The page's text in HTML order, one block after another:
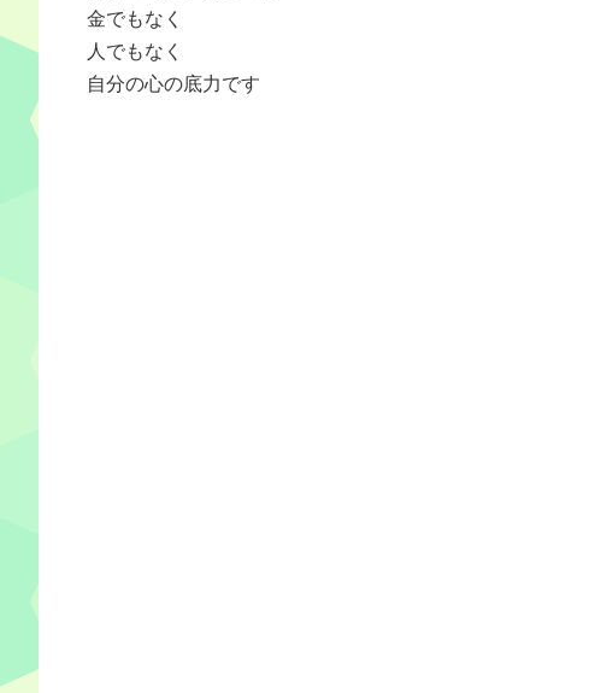
金でもなく
人でもなく
自分の心の底力です